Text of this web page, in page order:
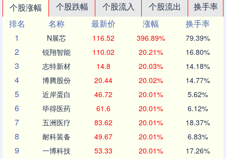
个股涨幅 个股跌幅 个股流入 个股流出
换手率
排名
名称 最新价 涨幅
换手率
1
N展芯 116.52 396.89% 79.39%
2 锐翔智能 110.02 20.21% 16.80%
3 志特新材 14.8 20.03% 14.18%
4 博腾股份 20.44 20.02% 14.77%
5 近岸蛋白 46.72 20.01% 5.62%
6 毕得医药 61.6 20.01% 6.12%
7 五洲医疗 83.62 20.01% 18.37%
8 耐科装备 49.67 20.01% 6.83%
9 一博科技 53.33 20.01% 17.26%